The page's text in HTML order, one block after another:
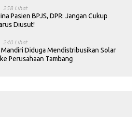
258 Lihat
Pasien BPJS, DPR: Jangan Cukup
Diusut!
240 Lihat
Diduga Mendistribusikan Solar
Perusahaan Tambang